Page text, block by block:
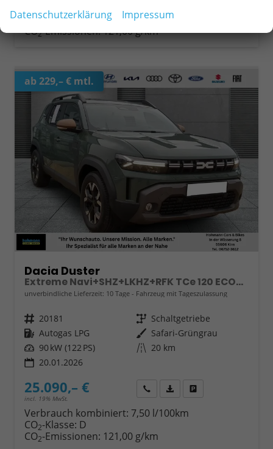
Verbrauch kombiniert:
CO -Klasse: D
CO2-Emissionen:121,00 g/km
ab 229,– € mtl.
Dacia Duster
Extreme Navi+SHZ+LKHZ+RFK TCe 120 ECO-G
unverbindliche Lieferzeit: 10 Tage Fahrzeug mit Tageszulassung
Fahrzeugnr. 20181 Getriebe Schaltgetriebe
Kraftstoff Autogas LPG Außenfarbe Safari-Grüngrau
Leistung 90 kW (122 PS) Kilometerstand 20 km
20.01.2026
25.090,– €
incl. 19% MwSt.
Wir rufen Sie anFahrzeugexposé (PDF)
Verbrauch kombiniert: 7,50 l/100km
CO2-Klasse: D
CO2-Emissionen: 121,00 g/km
Datenschutzerklärung Impressum